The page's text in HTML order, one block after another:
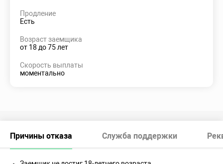
Продление
Есть
Возраст заемщика
от 18 до 75 лет
Скорость выплаты
моментально
Причины отказа Служба поддержки